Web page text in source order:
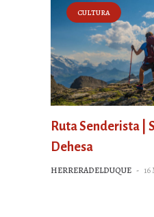
CULTURA
Ruta Senderista |
Dehesa
HERRERADELDUQUE - 16